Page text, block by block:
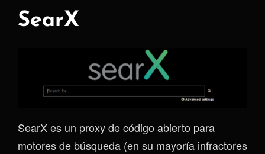
SearX
SearX es un proxy de código abierto para
motores de búsqueda (en su mayoría infractores